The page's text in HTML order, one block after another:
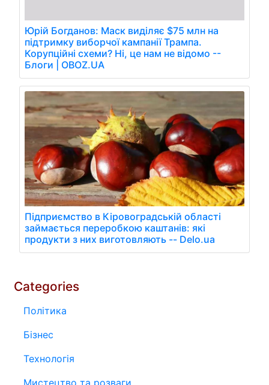
Юрій Богданов: Маск виділяє $75 млн на
підтримку виборчої кампанії Трампа.
Корупційні схеми? Ні, це нам не відомо --
Блоги | OBOZ.UA
Підприємство в Кіровоградській області
займається переробкою каштанів: які
продукти з них виготовляють -- Delo.ua
Categories
Політика
Бізнес
Технологія